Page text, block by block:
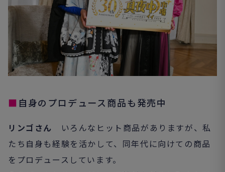
■ 自身のプロデュース商品も発売中
リンゴさん いろんなヒット商品がありますが、私
たち自身も経験を活かして、同年代に向けての商品
をプロデュースしています。